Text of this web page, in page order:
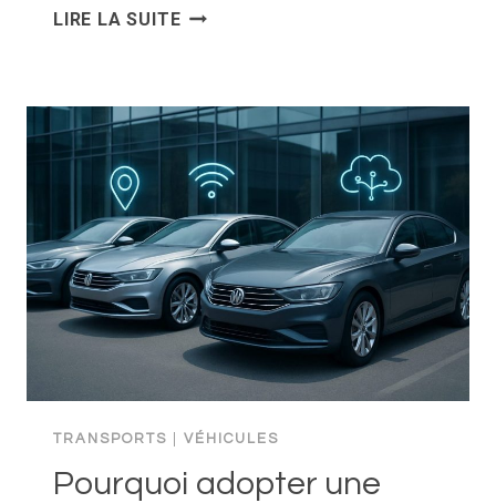
LIRE LA SUITEDS
CONNUES
ET
ASTUCES
POUR
RÉPARER
MOINS
CHER
TRANSPORTS VÉHICULES
Pourquoi adopter une